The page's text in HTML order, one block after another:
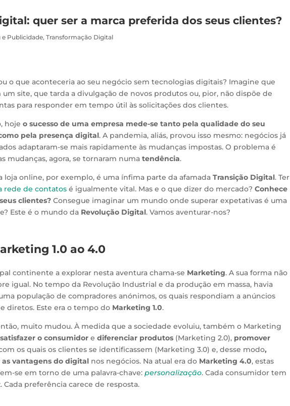
quer ser a marca preferida dos seus clientes?
e Publicidade,Transformação Digital
o que aconteceria ao seu negócio sem tecnologias digitais? Imagine que
um site, que tarda a divulgação de novos produtos ou, pior, não dispõe de
para responder em tempo útil às solicitações dos clientes.
hoje o sucesso de uma empresa mede-se tanto pela qualidade do seu
pela presença digital. A pandemia, aliás, provou isso mesmo: negócios já
adaptaram-se mais rapidamente às mudanças impostas. O problema é
mudanças, agora, se tornaram numa tendência.
loja online, por exemplo, é uma ínfima parte da afamada Transição Digital. Ter
rede de contatosé igualmente vital. Mas e o que dizer do mercado? Conhece
clientes?Consegue imaginar um mundo onde superar expetativas é uma
Este é o mundo da Revolução Digital. Vamos aventurar-nos?
1.0 ao 4.0
continente a explorar nesta aventura chama-se Marketing. A sua forma não
igual. No tempo da Revolução Industrial e da produção em massa, havia
população de compradores anónimos, os quais respondiam a anúncios
diretos. Este era o tempo do Marketing 1.0.
muito mudou. À medida que a sociedade evoluiu, também o Marketing
satisfazer o consumidore diferenciar produtos(Marketing 2.0), promover
os quais os clientes se identificassem (Marketing 3.0) e, desse modo,
vantagens do digitalnos negócios. Na atual era do Marketing 4.0, estas
se em torno de uma palavra-chave: personalização. Cada consumidor tem
Cada preferência carece de resposta.